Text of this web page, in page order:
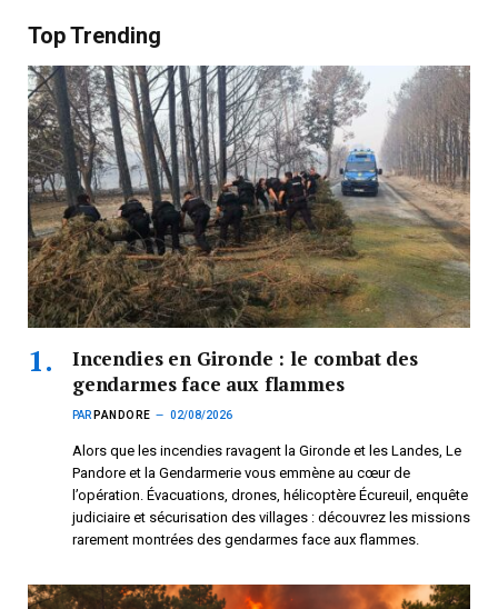
Top Trending
Incendies en Gironde : le combat des
gendarmes face aux flammes
PAR PANDORE 02/08/2026
Alors que les incendies ravagent la Gironde et les Landes, Le
Pandore et la Gendarmerie vous emmène au cœur de
l’opération. Évacuations, drones, hélicoptère Écureuil, enquête
judiciaire et sécurisation des villages : découvrez les missions
rarement montrées des gendarmes face aux flammes.